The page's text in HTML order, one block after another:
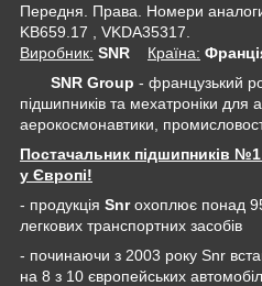
Передня. Права. Номери
KB659.17 , VKDA35317.
Виробник: SNR Крaїна:
SNR Group - французький
підшипників та мехатроніки для
аерокосмонавтики,
Постачальник підшипників
у Європі!
- продукція Snrохоплює понад
легкових транспортних засобів
- починаючи з 2003 року Snr
на 8 з 10 європейських